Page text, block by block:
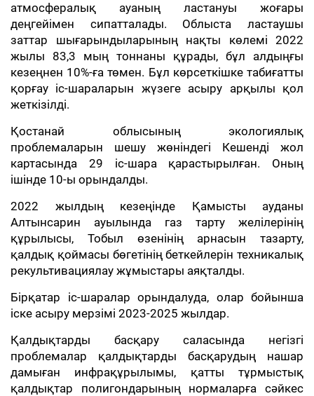
атмосфералық ауаның ластануы жоғары
деңгейімен сипатталады. Облыста ластаушы
заттар шығарындыларының нақты көлемі 2022
жылы 83,3 мың тоннаны құрады, бұл алдыңғы
кезеңнен 10%-ға төмен. Бұл көрсеткішке табиғатты
қорғау іс-шараларын жүзеге асыру арқылы қол
жеткізілді.
Қостанай облысының экологиялық
проблемаларын шешу жөніндегі Кешенді жол
картасында 29 іс-шара қарастырылған. Оның
ішінде 10-ы орындалды.
2022 жылдың кезеңінде Қамысты ауданы
Алтынсарин ауылында газ тарту желілерінің
құрылысы, Тобыл өзенінің арнасын тазарту,
қалдық қоймасы бөгетінің беткейлерін техникалық
рекультивациялау жұмыстары аяқталды.
Бірқатар іс-шаралар орындалуда, олар бойынша
іске асыру мерзімі 2023-2025 жылдар.
Қалдықтарды басқару саласында негізгі
проблемалар қалдықтарды басқарудың нашар
дамыған инфрақұрылымы, қатты тұрмыстық
қалдықтар полигондарының нормаларға сәйкес